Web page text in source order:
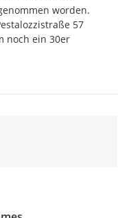
worden.
57
noch ein 30er